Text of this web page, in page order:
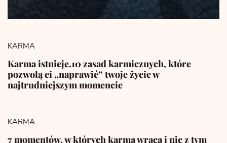
KARMA
Karma istnieje.10 zasad karmicznych, które
pozwolą ci „naprawić” twoje życie w
najtrudniejszym momencie
KARMA
7 momentów, w których karma wraca i nic z tym